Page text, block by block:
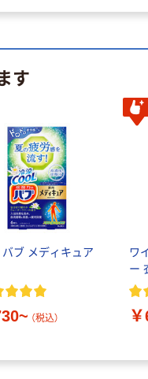
す
ブ メディキュア
（税込）
ワ
ー